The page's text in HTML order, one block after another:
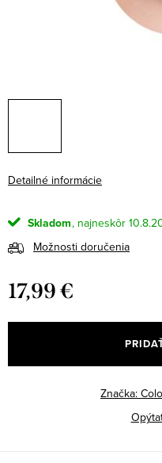
Detailné informácie
Skladom
Možnosti doručenia
17,99 €
cena:
Značka: